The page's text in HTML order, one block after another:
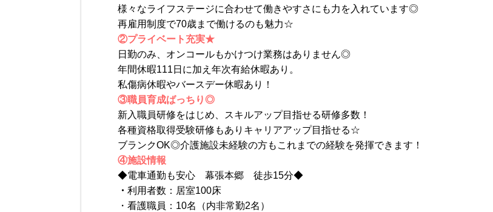
様々なライフステージに合わせて働きやすさにも力を入れています◎
再雇用制度で70歳まで働けるのも魅力☆
②プライベート充実★
日勤のみ、オンコールもかけつけ業務はありません◎
年間休暇111日に加え年次有給休暇あり。
私傷病休暇やバースデー休暇あり！
③職員育成ばっちり◎
新入職員研修をはじめ、スキルアップ目指せる研修多数！
各種資格取得受験研修もありキャリアアップ目指せる☆
ブランクOK◎介護施設未経験の方もこれまでの経験を発揮できます！
④施設情報
◆電車通勤も安心 幕張本郷 徒歩15分◆
・利用者数：居室100床
・看護職員：10名（内非常勤2名）